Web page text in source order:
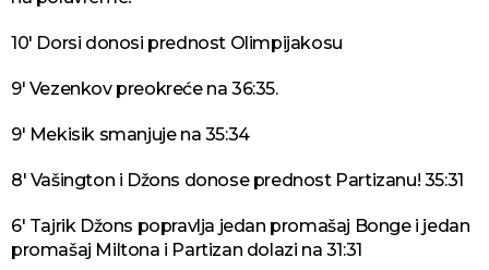
10' Dorsi donosi prednost Olimpijakosu
9' Vezenkov preokreće na 36:35.
9' Mekisik smanjuje na 35:34
8' Vašington i Džons donose prednost Partizanu! 35:31
6' Tajrik Džons popravlja jedan promašaj Bonge i jedan
promašaj Miltona i Partizan dolazi na 31:31